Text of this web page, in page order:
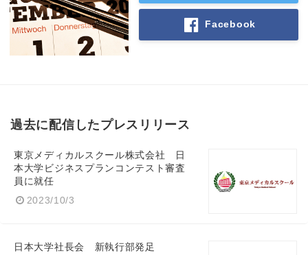
Facebook
過去に配信したプレスリリース
東京メディカルスクール株式会社 日
本大学ビジネスプランコンテスト審査
員に就任
2023/10/3
日本大学社長会 新執行部発足
Japanese
English